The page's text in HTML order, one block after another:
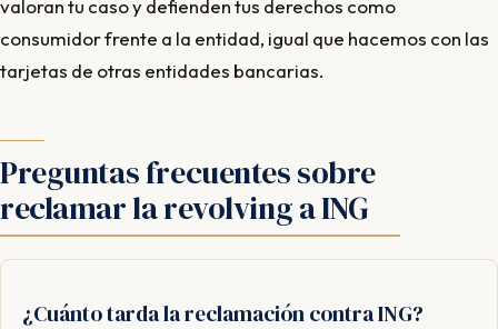
valoran tu caso y defienden tus derechos como
consumidor frente a la entidad, igual que hacemos con las
tarjetas de otras entidades bancarias.
Preguntas frecuentes sobre
reclamar la revolving a ING
¿Cuánto tarda la reclamación contra ING?